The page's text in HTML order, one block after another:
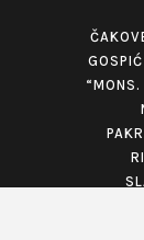
GOSPIĆ